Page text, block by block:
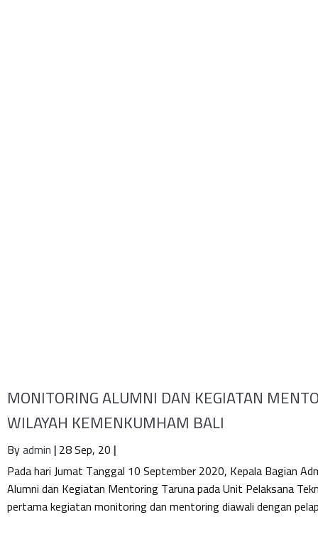
MONITORING ALUMNI DAN KEGIATAN
WILAYAH KEMENKUMHAM BALI
Byadmin|28Sep, 20|
Pada hari Jumat Tanggal 10 September 2020, Kepala Bagian
Alumni dan Kegiatan Mentoring Taruna pada Unit Pelaksana
pertama kegiatan monitoring dan mentoring diawali dengan